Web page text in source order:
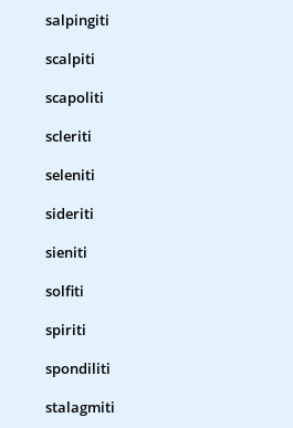
salpingiti
scalpiti
scapoliti
scleriti
seleniti
sideriti
sieniti
solfiti
spiriti
spondiliti
stalagmiti